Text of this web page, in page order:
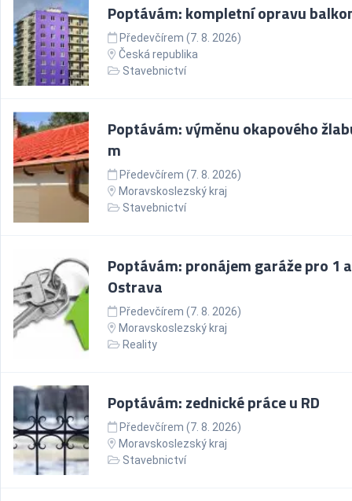
Poptávám: kompletní opravu
Předevčírem (7. 8. 2026)
Česká republika
Stavebnictví
Poptávám: výměnu okapového
m
Předevčírem (7. 8. 2026)
Moravskoslezský kraj
Stavebnictví
Poptávám: pronájem garáže pro 1
Ostrava
Předevčírem (7. 8. 2026)
Moravskoslezský kraj
Reality
Poptávám: zednické práce u RD
Předevčírem (7. 8. 2026)
Moravskoslezský kraj
Stavebnictví